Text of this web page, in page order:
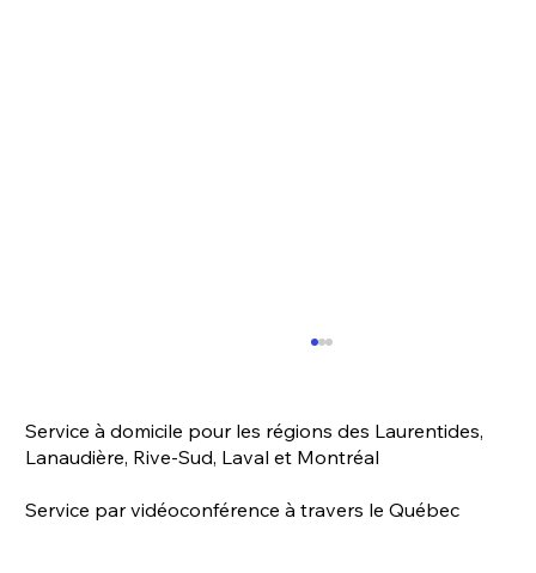
Service à domicile pour les régions des Laurentides,
Lanaudière, Rive-Sud, Laval et Montréal
Service par vidéoconférence à travers le Québec